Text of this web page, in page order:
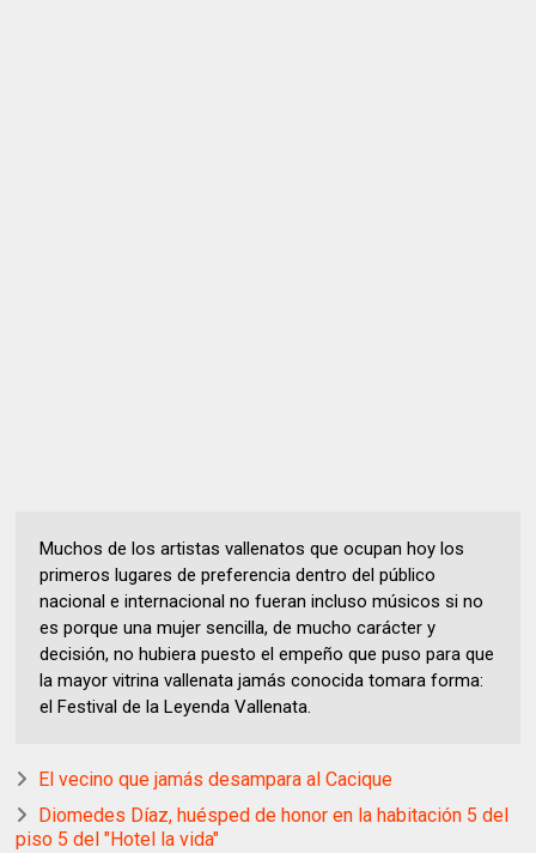
Muchos de los artistas vallenatos que ocupan hoy los
primeros lugares de preferencia dentro del público
nacional e internacional no fueran incluso músicos si no
es porque una mujer sencilla, de mucho carácter y
decisión, no hubiera puesto el empeño que puso para que
la mayor vitrina vallenata jamás conocida tomara forma:
el Festival de la Leyenda Vallenata.
El vecino que jamás desampara al Cacique
Diomedes Díaz, huésped de honor en la habitación 5 del
piso 5 del "Hotel la vida"